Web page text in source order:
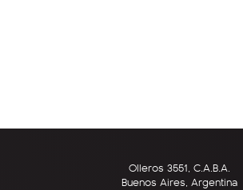
Olleros 3551, C.A.B.A.
Buenos Aires, Argentina